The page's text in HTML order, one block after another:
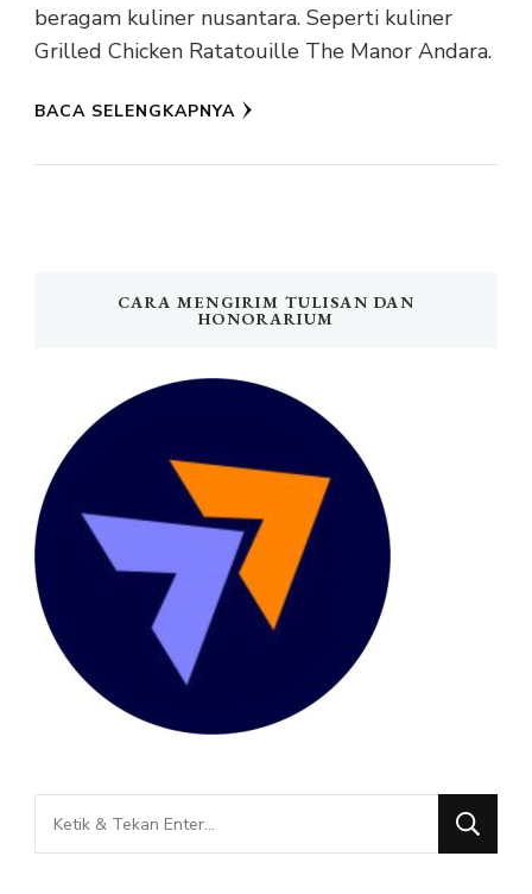
beragam kuliner nusantara. Seperti kuliner
Grilled Chicken Ratatouille The Manor Andara.
BACA SELENGKAPNYA
CARA MENGIRIM TULISAN DAN
HONORARIUM
Mencari
Sesuatu?